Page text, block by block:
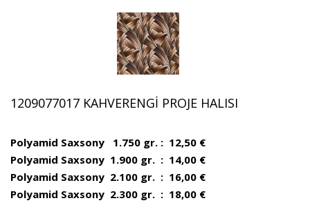
1209077017 KAHVERENGI PROJE HALISI
Polyamid Saxsony 1.750 gr. : 12,50 €
Polyamid Saxsony 1.900 gr. : 14,00 €
Polyamid Saxsony 2.100 gr. : 16,00 €
Polyamid Saxsony 2.300 gr. : 18,00 €